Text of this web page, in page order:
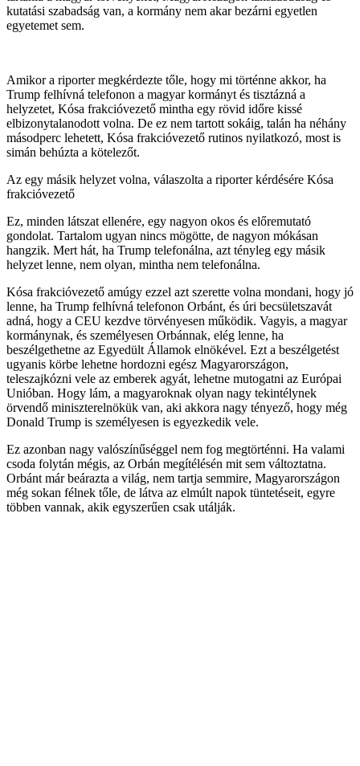
kutatási szabadság van, a kormány nem akar bezárni egyetlen
egyetemet sem.
Amikor a riporter megkérdezte tőle, hogy mi történne akkor, ha
Trump felhívná telefonon a magyar kormányt és tisztázná a
helyzetet, Kósa frakcióvezető mintha egy rövid időre kissé
elbizonytalanodott volna. De ez nem tartott sokáig, talán ha néhány
másodperc lehetett, Kósa frakcióvezető rutinos nyilatkozó, most is
simán behúzta a kötelezőt.
Az egy másik helyzet volna, válaszolta a riporter kérdésére Kósa
frakcióvezető
Ez, minden látszat ellenére, egy nagyon okos és előremutató
gondolat. Tartalom ugyan nincs mögötte, de nagyon mókásan
hangzik. Mert hát, ha Trump telefonálna, azt tényleg egy másik
helyzet lenne, nem olyan, mintha nem telefonálna.
Kósa frakcióvezető amúgy ezzel azt szerette volna mondani, hogy jó
lenne, ha Trump felhívná telefonon Orbánt, és úri becsületszavát
adná, hogy a CEU kezdve törvényesen működik. Vagyis, a magyar
kormánynak, és személyesen Orbánnak, elég lenne, ha
beszélgethetne az Egyedült Államok elnökével. Ezt a beszélgetést
ugyanis körbe lehetne hordozni egész Magyarországon,
teleszajkózni vele az emberek agyát, lehetne mutogatni az Európai
Unióban. Hogy lám, a magyaroknak olyan nagy tekintélynek
örvendő miniszterelnökük van, aki akkora nagy tényező, hogy még
Donald Trump is személyesen is egyezkedik vele.
Ez azonban nagy valószínűséggel nem fog megtörténni. Ha valami
csoda folytán mégis, az Orbán megítélésén mit sem változtatna.
Orbánt már beárazta a világ, nem tartja semmire, Magyarországon
még sokan félnek tőle, de látva az elmúlt napok tüntetéseit, egyre
többen vannak, akik egyszerűen csak utálják.